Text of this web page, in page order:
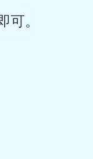
可。